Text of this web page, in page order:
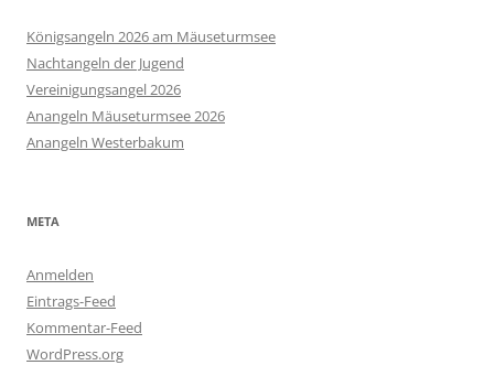
Königsangeln 2026 am Mäuseturmsee
Nachtangeln der Jugend
Vereinigungsangel 2026
Anangeln Mäuseturmsee 2026
Anangeln Westerbakum
META
Anmelden
Eintrags-Feed
Kommentar-Feed
WordPress.org